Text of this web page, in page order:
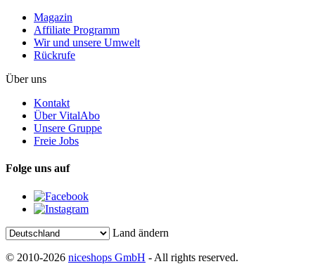
Magazin
Affiliate Programm
Wir und unsere Umwelt
Rückrufe
Über uns
Kontakt
Über VitalAbo
Unsere Gruppe
Freie Jobs
Folge uns auf
Land ändern
© 2010-2026 niceshops GmbH - All rights reserved.